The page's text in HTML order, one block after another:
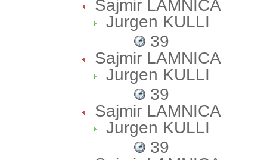
Sajmir LAMNICA
Jurgen KULLI
39
Sajmir LAMNICA
Jurgen KULLI
39
Sajmir LAMNICA
Jurgen KULLI
39